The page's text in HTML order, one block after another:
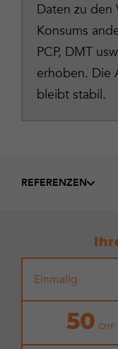
Daten zu den
Konsums
PCP, DMT
erhoben. Die
bleibt stabil.
REFERENZEN
Einmalig
50